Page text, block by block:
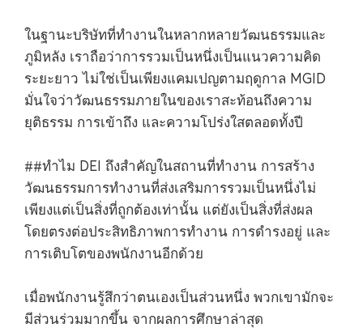
ในฐานะบริษัทที่ทำงานในหลากหลายวัฒนธรรมและ
ภูมิหลัง เราถือว่าการรวมเป็นหนึ่งเป็นแนวความคิด
ระยะยาว ไม่ใช่เป็นเพียงแคมเปญตามฤดูกาล MGID
มั่นใจว่าวัฒนธรรมภายในของเราสะท้อนถึงความ
ยุติธรรม การเข้าถึง และความโปร่งใสตลอดทั้งปี
##ทำไม DEI ถึงสำคัญในสถานที่ทำงาน การสร้าง
วัฒนธรรมการทำงานที่ส่งเสริมการรวมเป็นหนึ่งไม่
เพียงแต่เป็นสิ่งที่ถูกต้องเท่านั้น แต่ยังเป็นสิ่งที่ส่งผล
โดยตรงต่อประสิทธิภาพการทำงาน การดำรงอยู่ และ
การเติบโตของพนักงานอีกด้วย
เมื่อพนักงานรู้สึกว่าตนเองเป็นส่วนหนึ่ง พวกเขามักจะ
มีส่วนร่วมมากขึ้น จากผลการศึกษาล่าสุด